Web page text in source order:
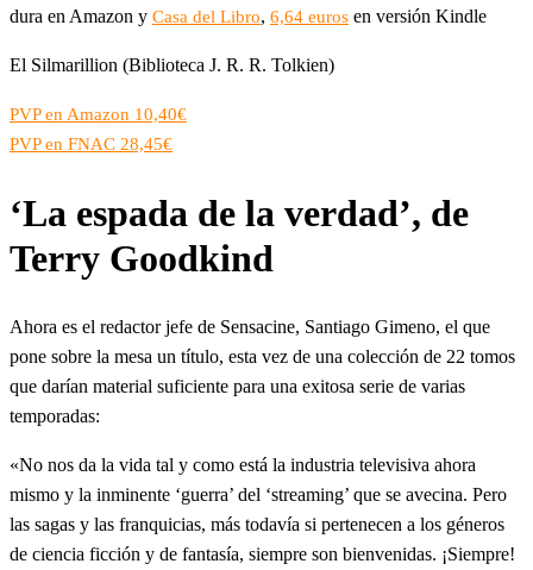
dura en Amazon y Casa del Libro, 6,64 euros en versión Kindle
El Silmarillion (Biblioteca J. R. R. Tolkien)
PVP en Amazon 10,40€
PVP en FNAC 28,45€
‘La espada de la verdad’, de
Terry Goodkind
Ahora es el redactor jefe de Sensacine, Santiago Gimeno, el que
pone sobre la mesa un título, esta vez de una colección de 22 tomos
que darían material suficiente para una exitosa serie de varias
temporadas:
«No nos da la vida tal y como está la industria televisiva ahora
mismo y la inminente ‘guerra’ del ‘streaming’ que se avecina. Pero
las sagas y las franquicias, más todavía si pertenecen a los géneros
de ciencia ficción y de fantasía, siempre son bienvenidas. ¡Siempre!